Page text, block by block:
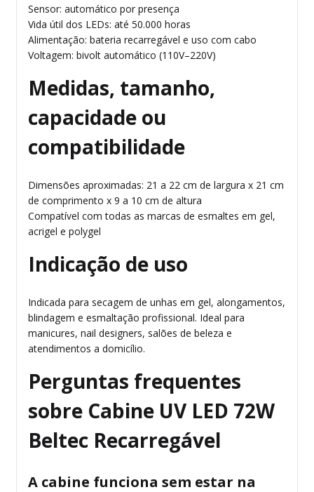
Sensor: automático por presença
Vida útil dos LEDs: até 50.000 horas
Alimentação: bateria recarregável e uso com cabo
Voltagem: bivolt automático (110V–220V)
Medidas, tamanho,
capacidade ou
compatibilidade
Dimensões aproximadas: 21 a 22 cm de largura x 21 cm
de comprimento x 9 a 10 cm de altura
Compatível com todas as marcas de esmaltes em gel,
acrigel e polygel
Indicação de uso
Indicada para secagem de unhas em gel, alongamentos,
blindagem e esmaltação profissional. Ideal para
manicures, nail designers, salões de beleza e
atendimentos a domicílio.
Perguntas frequentes
sobre Cabine UV LED 72W
Beltec Recarregável
A cabine funciona sem estar na